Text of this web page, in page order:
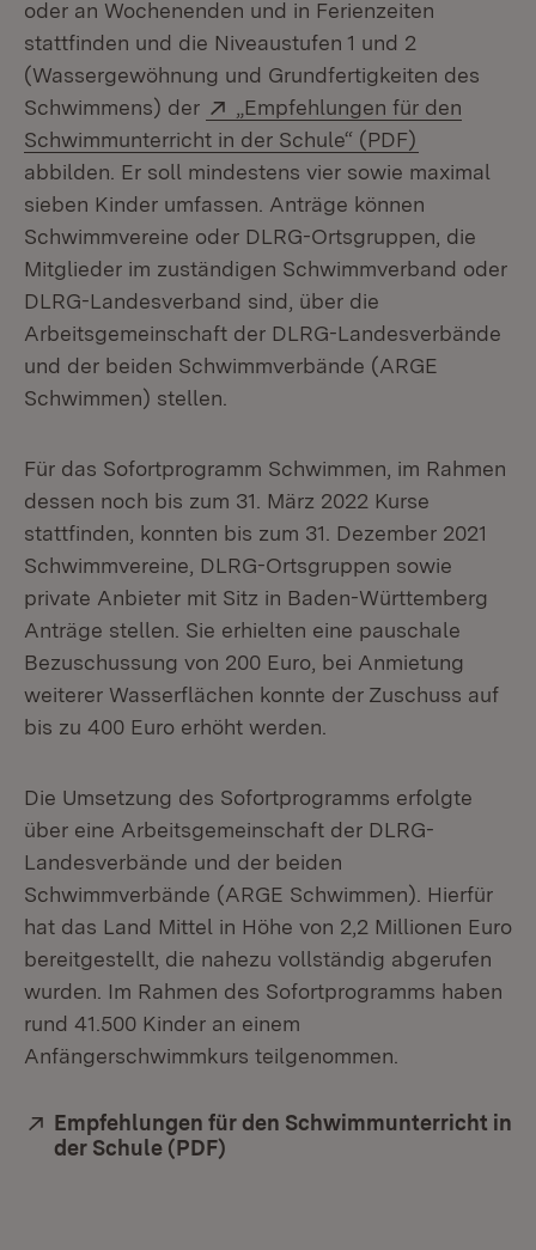
oder an Wochenenden und in Ferienzeiten
stattfinden und die Niveaustufen 1 und 2
(Wassergewöhnung und Grundfertigkeiten des
Schwimmens) der
Extern:
„Empfehlungen für den
Schwimmunterricht in der Schule“ (PDF)
abbilden. Er soll mindestens vier sowie maximal
sieben Kinder umfassen. Anträge können
Schwimmvereine oder DLRG-Ortsgruppen, die
Mitglieder im zuständigen Schwimmverband oder
DLRG-Landesverband sind, über die
Arbeitsgemeinschaft der DLRG-Landesverbände
und der beiden Schwimmverbände (ARGE
Schwimmen) stellen.
Für das Sofortprogramm Schwimmen, im Rahmen
dessen noch bis zum 31. März 2022 Kurse
stattfinden, konnten bis zum 31. Dezember 2021
Schwimmvereine, DLRG-Ortsgruppen sowie
private Anbieter mit Sitz in Baden-Württemberg
Anträge stellen. Sie erhielten eine pauschale
Bezuschussung von 200 Euro, bei Anmietung
weiterer Wasserflächen konnte der Zuschuss auf
bis zu 400 Euro erhöht werden.
Die Umsetzung des Sofortprogramms erfolgte
über eine Arbeitsgemeinschaft der DLRG-
Landesverbände und der beiden
Schwimmverbände (ARGE Schwimmen). Hierfür
hat das Land Mittel in Höhe von 2,2 Millionen Euro
bereitgestellt, die nahezu vollständig abgerufen
wurden. Im Rahmen des Sofortprogramms haben
rund 41.500 Kinder an einem
Anfängerschwimmkurs teilgenommen.
Extern:
Empfehlungen für den Schwimmunterricht in
der Schule (PDF)